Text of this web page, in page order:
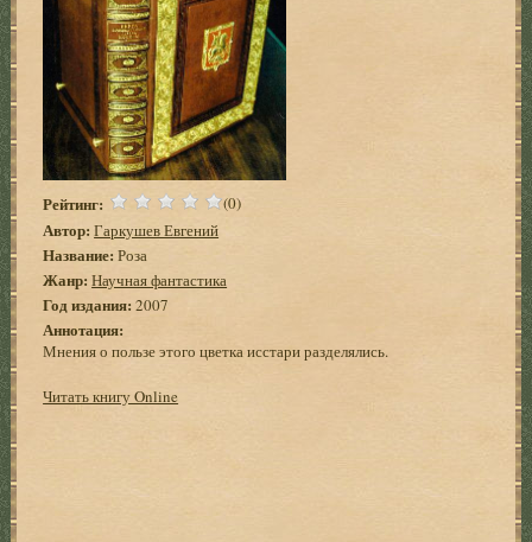
Рейтинг: (0)
Автор: Гаркушев Евгений
Название: Роза
Жанр: Научная фантастика
Год издания: 2007
Аннотация:
Мнения о пользе этого цветка исстари разделялись.
Читать книгу Online